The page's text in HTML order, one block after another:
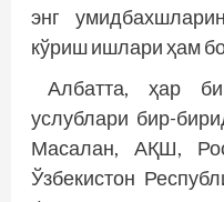
энг
кўриш ишлари ҳам
Албатта, ҳар
услублари бир-
Масалан, АҚШ,
Ўзбекистон